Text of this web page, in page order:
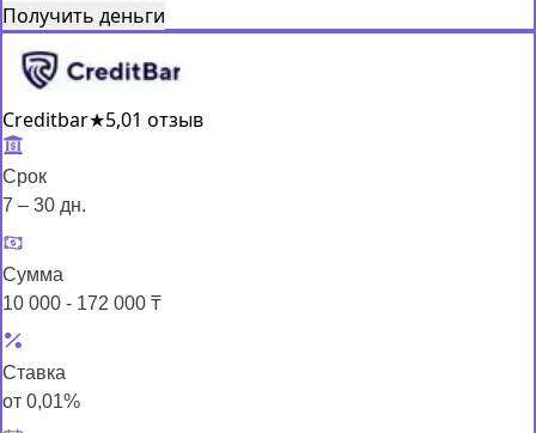
Получить деньги
Creditbar★5,01 отзыв
Срок
7 – 30 дн.
Сумма
10 000 - 172 000 ₸
Ставка
от 0,01%